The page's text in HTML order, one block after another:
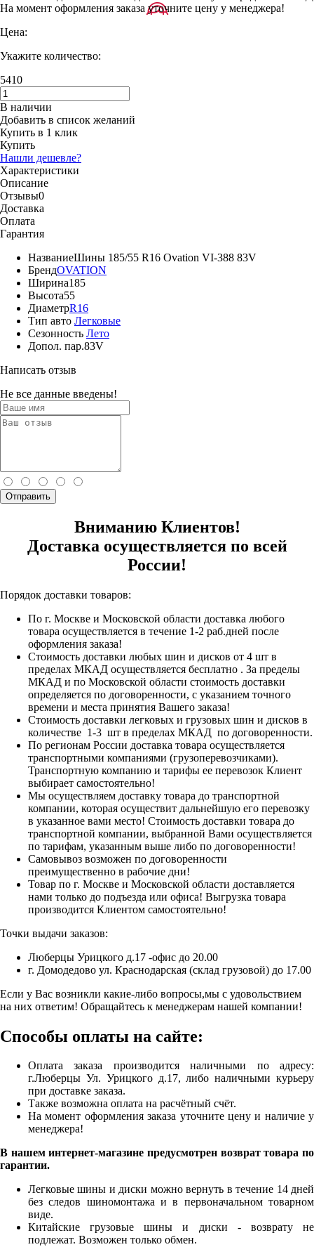
На момент оформления заказа уточните цену у менеджера!
Цена:
Укажите количество:
5410
В наличии
Добавить в список желаний
Купить в 1 клик
Купить
Нашли дешевле?
Характеристики
Описание
Отзывы0
Доставка
Оплата
Гарантия
НазваниеШины 185/55 R16 Ovation VI-388 83V
БрендOVATION
Ширина185
Высота55
ДиаметрR16
Тип авто Легковые
Сезонность Лето
Допол. пар.83V
Написать отзыв
Не все данные введены!
Отправить
Вниманию Клиентов!
Доставка осуществляется по всей
России!
Порядок доставки товаров:
По г. Москве и Московской области доставка любого
товара осуществляется в течение 1-2 раб.дней после
оформления заказа!
Стоимость доставки любых шин и дисков от 4 шт в
пределах МКАД осуществляется бесплатно . За пределы
МКАД и по Московской области стоимость доставки
определяется по договоренности, с указанием точного
времени и места принятия Вашего заказа!
Стоимость доставки легковых и грузовых шин и дисков в
количестве 1-3 шт в пределах МКАД по договоренности.
По регионам России доставка товара осуществляется
транспортными компаниями (грузоперевозчиками).
Транспортную компанию и тарифы ее перевозок Клиент
выбирает самостоятельно!
Мы осуществляем доставку товара до транспортной
компании, которая осуществит дальнейшую его перевозку
в указанное вами место! Стоимость доставки товара до
транспортной компании, выбранной Вами осуществляется
по тарифам, указанным выше либо по договоренности!
Самовывоз возможен по договоренности
преимущественно в рабочие дни!
Товар по г. Москве и Московской области доставляется
нами только до подъезда или офиса! Выгрузка товара
производится Клиентом самостоятельно!
Точки выдачи заказов:
Люберцы Урицкого д.17 -офис до 20.00
г. Домодедово ул. Краснодарская (склад грузовой) до 17.00
Если у Вас возникли какие-либо вопросы,мы с удовольствием
на них ответим! Обращайтесь к менеджерам нашей компании!
Способы оплаты на сайте:
Оплата заказа производится наличными по адресу:
г.Люберцы Ул. Урицкого д.17, либо наличными курьеру
при доставке заказа.
Также возможна оплата на расчётный счёт.
На момент оформления заказа уточните цену и наличие у
менеджера!
В нашем интернет-магазине предусмотрен возврат товара по
гарантии.
Легковые шины и диски можно вернуть в течение 14 дней
без следов шиномонтажа и в первоначальном товарном
виде.
Китайские грузовые шины и диски - возврату не
подлежат. Возможен только обмен.